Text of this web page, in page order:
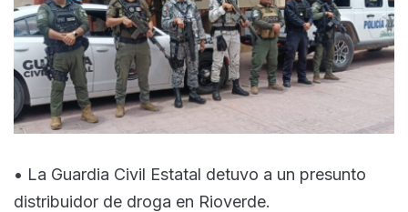
• La Guardia Civil Estatal detuvo a un presunto
distribuidor de droga en Rioverde.